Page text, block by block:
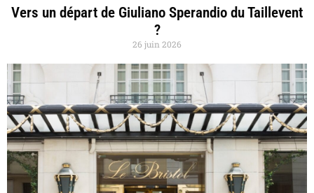
Vers un départ de Giuliano Sperandio du Taillevent
?
26 juin 2026